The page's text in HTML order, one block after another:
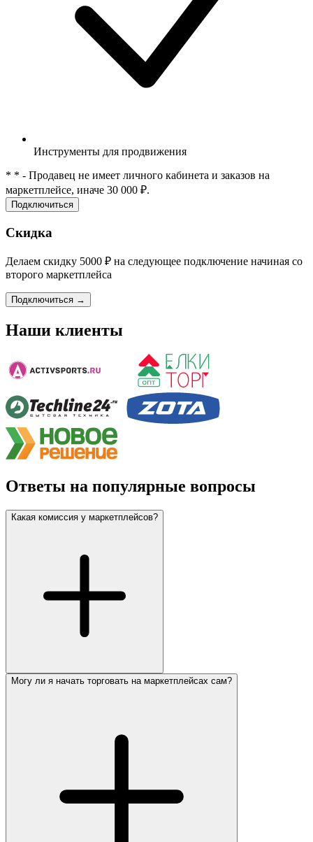
Инструменты для продвижения
* * - Продавец не имеет личного кабинета и заказов на
маркетплейсе, иначе 30 000 ₽.
Подключиться
Скидка
Делаем скидку 5000 ₽ на следующее подключение начиная со
второго маркетплейса
Подключиться →
Наши клиенты
Ответы на популярные вопросы
Какая комиссия у маркетплейсов?
Могу ли я начать торговать на маркетплейсах сам?